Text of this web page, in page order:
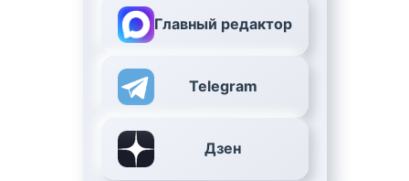
Главный редактор
Telegram
Дзен